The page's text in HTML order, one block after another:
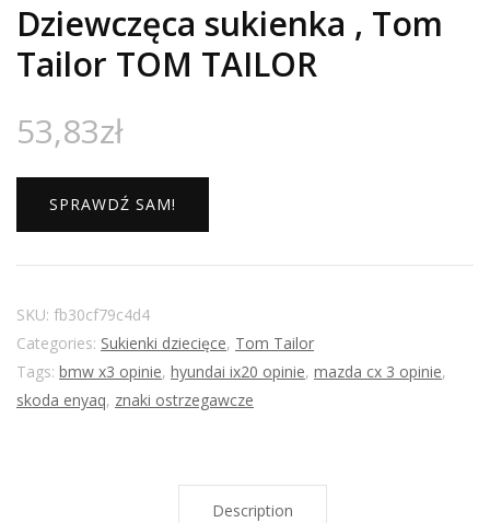
Dziewczęca sukienka , Tom
Tailor TOM TAILOR
53,83zł
SPRAWDŹ SAM!
SKU: fb30cf79c4d4
Categories: Sukienki dziecięce, Tom Tailor
Tags: bmw x3 opinie, hyundai ix20 opinie, mazda cx 3 opinie,
skoda enyaq, znaki ostrzegawcze
Description